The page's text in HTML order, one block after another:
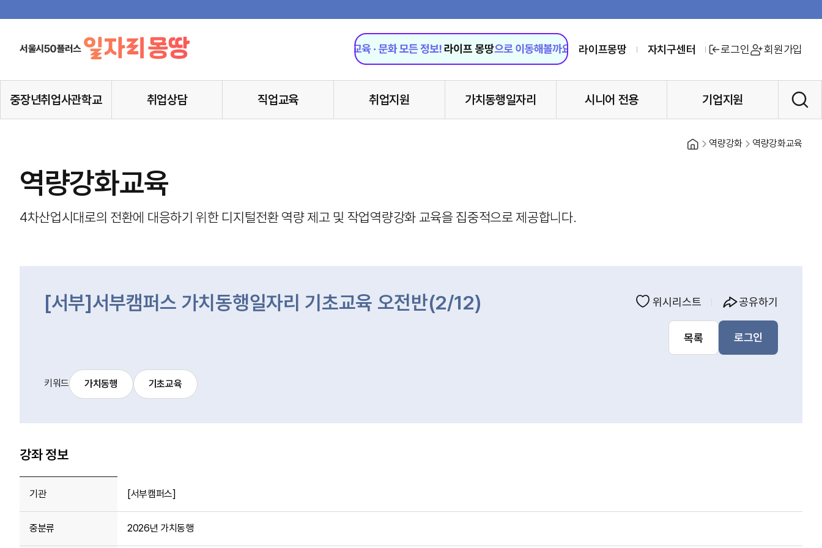
라이프몽땅 자치구센터 로그인 회원가입
중장년취업사관학교 취업상담 직업교육 취업지원 가치동행일자리 시니어 전용 기업지원
홈 역량강화 역량강화교육
역량강화교육
4차산업시대로의 전환에 대응하기 위한 디지털전환 역량 제고 및 작업역량강화 교육을 집중적으로 제공합니다.
[서부]서부캠퍼스 가치동행일자리 기초교육 오전반(2/12)
키워드 가치동행 기초교육
위시리스트 공유하기
목록 로그인
강좌 정보
기관 [서부캠퍼스]
중분류 2026년 가치동행